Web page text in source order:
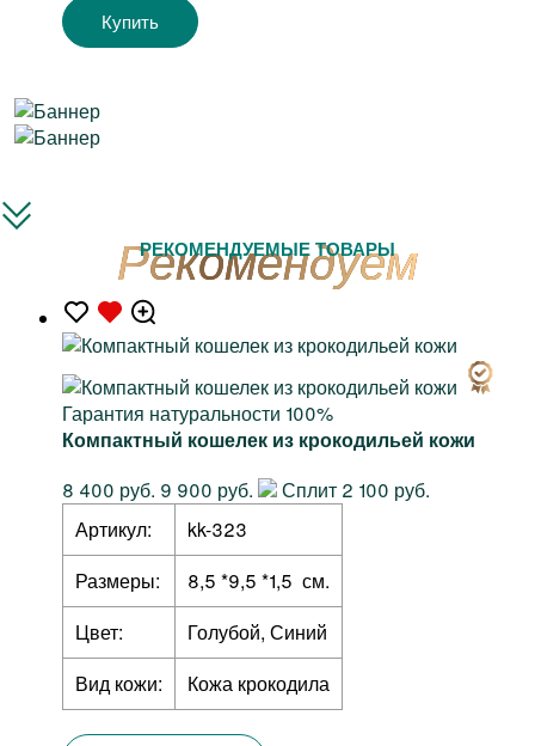
Купить
РЕКОМЕНДУЕМЫЕ ТОВАРЫ
Гарантия натуральности 100%
Компактный кошелек из крокодильей кожи
8 400 руб. 9 900 руб.
Сплит 2 100 руб.
Артикул:
kk-323
Размеры:
8,5 *9,5 *1,5 см.
Цвет:
Голубой, Синий
Вид кожи:
Кожа крокодила